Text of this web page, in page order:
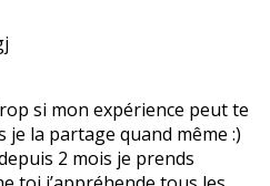
si mon expérience peut te
je la partage quand même :)
2 mois je prends